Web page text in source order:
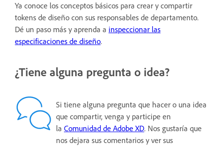
Ya conoce los conceptos básicos para crear y compartir
tokens de diseño con sus responsables de departamento.
Dé un paso más y aprenda a inspeccionar las
especificaciones de diseño.
¿Tiene alguna pregunta o idea?
Si tiene alguna pregunta que hacer o una idea
que compartir, venga y participe en
la Comunidad de Adobe XD. Nos gustaría que
nos dejara sus comentarios y ver sus